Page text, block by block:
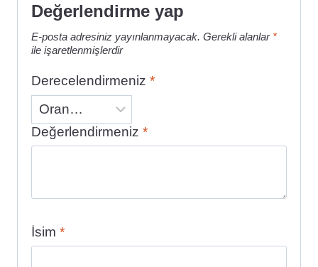
Değerlendirme yap
E-posta adresiniz yayınlanmayacak. Gerekli alanlar *
ile işaretlenmişlerdir
Derecelendirmeniz *
Değerlendirmeniz *
İsim *